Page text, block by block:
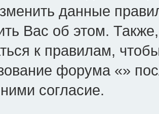
данные
Вас об этом.
к правилам,
форума «»
согласие.